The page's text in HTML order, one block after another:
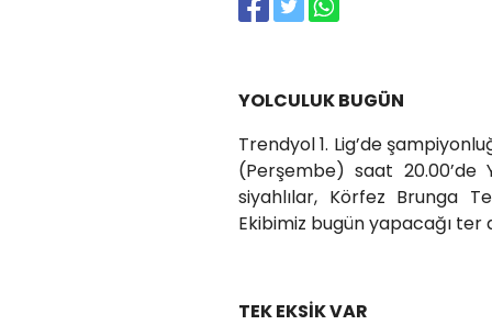
YOLCULUK BUGÜN
Trendyol 1. Lig’de
(Perşembe) saat 20.00’de
siyahlılar, Körfez Brunga
Ekibimiz bugün yapacağı ter
TEK EKSİK VAR